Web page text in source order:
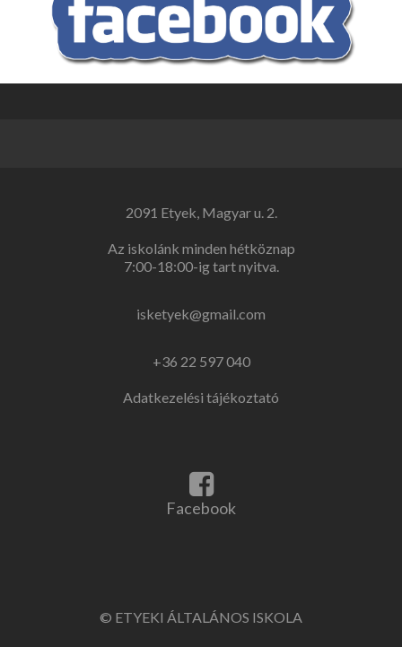
2091 Etyek, Magyar u. 2.
Az iskolánk minden hétköznap
7:00-18:00-ig tart nyitva.
isketyek@gmail.com
+36 22 597 040
Adatkezelési tájékoztató
Facebook
link
Facebook
© ETYEKI ÁLTALÁNOS ISKOLA